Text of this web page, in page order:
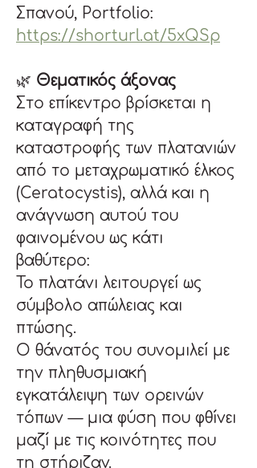
Σπανού, Portfolio:
https://shorturl.at/5xQSp
🌿 Θεματικός άξονας
Στο επίκεντρο βρίσκεται η
καταγραφή της
καταστροφής των πλατανιών
από το μεταχρωματικό έλκος
(Ceratocystis), αλλά και η
ανάγνωση αυτού του
φαινομένου ως κάτι
βαθύτερο:
Το πλατάνι λειτουργεί ως
σύμβολο απώλειας και
πτώσης.
Ο θάνατός του συνομιλεί με
την πληθυσμιακή
εγκατάλειψη των ορεινών
τόπων — μια φύση που φθίνει
μαζί με τις κοινότητες που
τη στήριζαν.